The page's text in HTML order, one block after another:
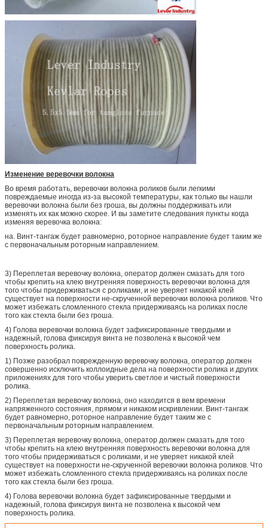
Изменение веревочки волокна
Во время работать, веревочки волокна роликов были легкими
повреждаемые иногда из-за высокой температуры, как только вы нашли
веревочки волокна были без гроша, вы должны поддерживать или
изменять их как можно скорее. И вы заметите следования пункты когда
изменяя веревочка волокна:
на. Винт-тангаж будет равномерно, роторное направление будет таким же
с первоначальным роторным направлением.
3) Переплетая веревочку волокна, оператор должен смазать для того
чтобы крепить на клею внутренняя поверхность веревочки волокна для
того чтобы придерживаться с роликами, и не уверяет никакой клей
существует на поверхности не-скрученной веревочки волокна роликов. Что
может избежать сломленного стекла придерживаясь на роликах после
того как стекла были без гроша.
4) Голова веревочки волокна будет зафиксированные твердыми и
надежный, голова фиксируя винта не позволена к высокой чем
поверхность ролика.
1) Позже разобрал поврежденную веревочку волокна, оператор должен
совершенно исключить коллоидные дела на поверхности ролика и других
приложениях для того чтобы уверить светлое и чистый поверхности
ролика.
2) Переплетая веревочку волокна, оно находится в вем времени
напряженного состояния, прямом и никаком искривлении. Винт-тангаж
будет равномерно, роторное направление будет таким же с
первоначальным роторным направлением.
3) Переплетая веревочку волокна, оператор должен смазать для того
чтобы крепить на клею внутренняя поверхность веревочки волокна для
того чтобы придерживаться с роликами, и не уверяет никакой клей
существует на поверхности не-скрученной веревочки волокна роликов. Что
может избежать сломленного стекла придерживаясь на роликах после
того как стекла были без гроша.
4) Голова веревочки волокна будет зафиксированные твердыми и
надежный, голова фиксируя винта не позволена к высокой чем
поверхность ролика.